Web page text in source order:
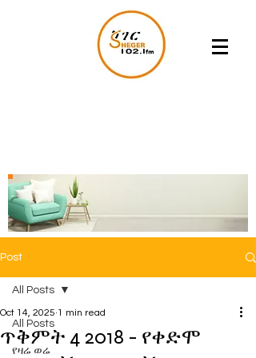
Post
All Posts
የዛሬ ወሬ
All Posts
ጥቅምት 4 2018 - የቀድሞ
Oct 14, 2025 1 min read